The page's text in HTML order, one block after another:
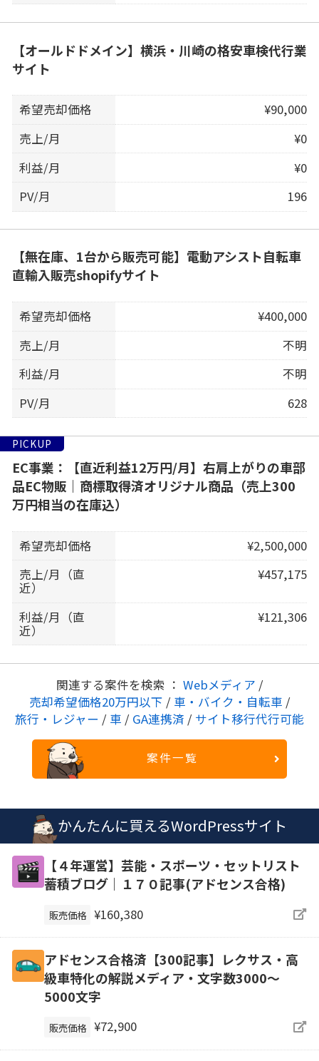
【オールドドメイン】横浜・川崎の格安車検代行業
サイト
希望売却価格
¥90,000
売上/月
¥0
利益/月
¥0
PV/月
196
【無在庫、1台から販売可能】電動アシスト自転車
直輸入販売shopifyサイト
希望売却価格
¥400,000
売上/月
不明
利益/月
不明
PV/月
628
PICKUP
EC事業：【直近利益12万円/月】右肩上がりの車部
品EC物販｜商標取得済オリジナル商品（売上300
万円相当の在庫込）
希望売却価格
¥2,500,000
売上/月（直
近）
¥457,175
利益/月（直
近）
¥121,306
関連する案件を検索 ： Webメディア /
売却希望価格20万円以下 / 車・バイク・自転車 /
旅行・レジャー / 車 / GA連携済 / サイト移行代行可能
案件一覧
かんたんに買えるWordPressサイト
【４年運営】芸能・スポーツ・セットリスト
蓄積ブログ｜１７０記事(アドセンス合格)
販売価格 ¥160,380
アドセンス合格済【300記事】レクサス・高
級車特化の解説メディア・文字数3000～
5000文字
販売価格 ¥72,900